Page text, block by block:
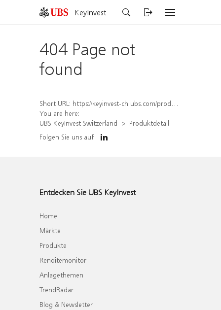
KeyInvest
404 Page not
found
Short URL: https://keyinvest-ch.ubs.com/produkt/detail/index/isin/CH1569454635
You are here:
UBS KeyInvest Switzerland
Produktdetail
Folgen Sie uns auf
Entdecken Sie UBS KeyInvest
Home
Märkte
Produkte
Renditemonitor
Anlagethemen
TrendRadar
Blog & Newsletter